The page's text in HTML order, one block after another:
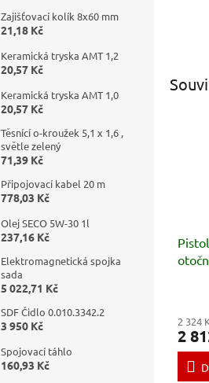
Zajišťovací kolík 8x60 mm
21,18 Kč
Keramická tryska AMT 1,2
20,57 Kč
Keramická tryska AMT 1,0
20,57 Kč
Těsnící o-kroužek 5,1 x 1,6 ,
světle zelený
71,39 Kč
Připojovací kabel 20 m
778,03 Kč
Olej SECO 5W-30 1l
237,16 Kč
Elektromagnetická spojka
sada
5 022,71 Kč
SDF Čidlo 0.010.3342.2
3 950 Kč
Spojovací táhlo
160,93 Kč
2 324
2